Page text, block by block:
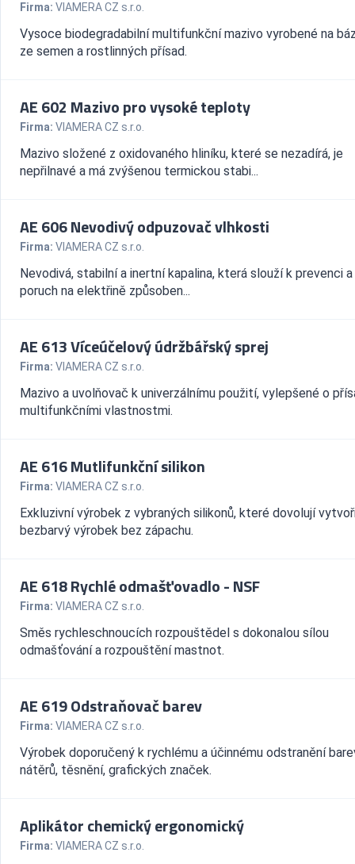
Firma: VIAMERA CZ s.r.o.
Vysoce biodegradabilní multifunkční mazivo vyrobené na
ze semen a rostlinných přísad.
AE 602 Mazivo pro vysoké teploty
Firma: VIAMERA CZ s.r.o.
Mazivo složené z oxidovaného hliníku, které se nezadírá, je
nepřilnavé a má zvýšenou termickou stabi...
AE 606 Nevodivý odpuzovač vlhkosti
Firma: VIAMERA CZ s.r.o.
Nevodivá, stabilní a inertní kapalina, která slouží k prevenci
poruch na elektřině způsoben...
AE 613 Víceúčelový údržbářský sprej
Firma: VIAMERA CZ s.r.o.
Mazivo a uvolňovač k univerzálnímu použití, vylepšené o
multifunkčními vlastnostmi.
AE 616 Mutlifunkční silikon
Firma: VIAMERA CZ s.r.o.
Exkluzivní výrobek z vybraných silikonů, které dovolují
bezbarvý výrobek bez zápachu.
AE 618 Rychlé odmašťovadlo - NSF
Firma: VIAMERA CZ s.r.o.
Směs rychleschnoucích rozpouštědel s dokonalou sílou
odmašťování a rozpouštění mastnot.
AE 619 Odstraňovač barev
Firma: VIAMERA CZ s.r.o.
Výrobek doporučený k rychlému a účinnému odstranění
nátěrů, těsnění, grafických značek.
Aplikátor chemický ergonomický
Firma: VIAMERA CZ s.r.o.